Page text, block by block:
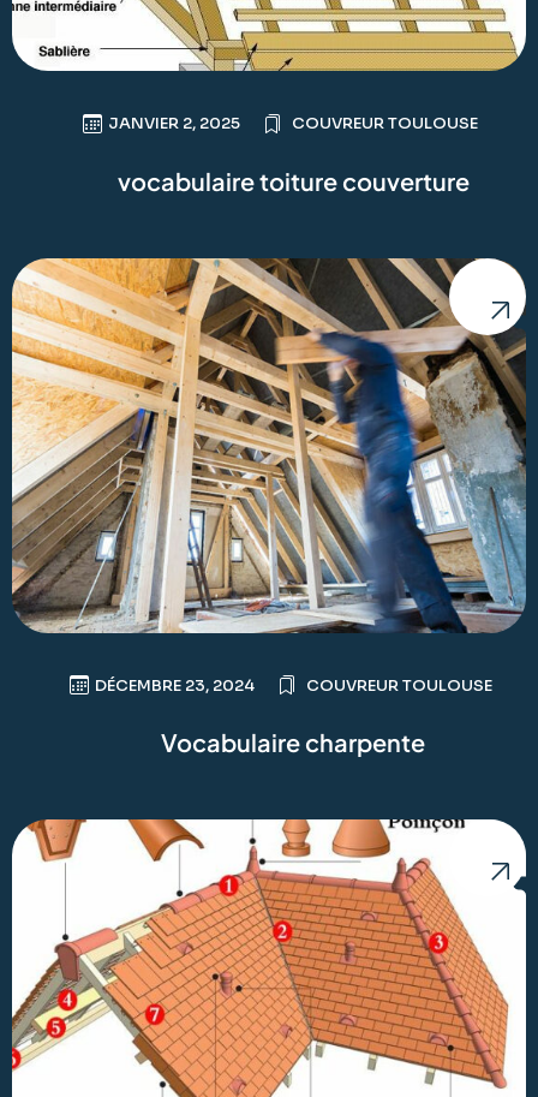
JANVIER 2, 2025 COUVREUR TOULOUSE
vocabulaire toiture couverture
DÉCEMBRE 23, 2024 COUVREUR TOULOUSE
Vocabulaire charpente